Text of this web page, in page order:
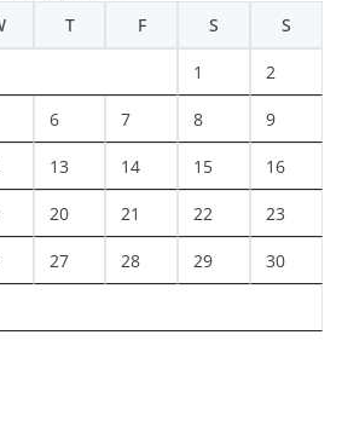
T F S S
1 2
6 7 8 9
13 14 15 16
20 21 22 23
27 28 29 30